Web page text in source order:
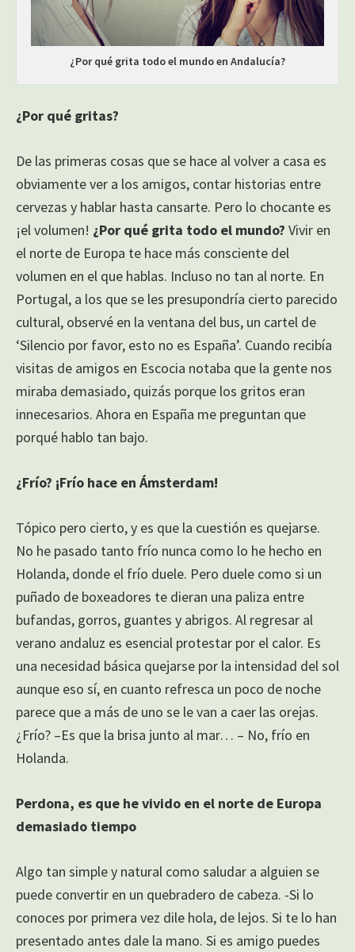
¿Por qué grita todo el mundo en Andalucía?
¿Por qué gritas?
De las primeras cosas que se hace al volver a casa es
obviamente ver a los amigos, contar historias entre
cervezas y hablar hasta cansarte. Pero lo chocante es
¡el volumen! ¿Por qué grita todo el mundo? Vivir en
el norte de Europa te hace más consciente del
volumen en el que hablas. Incluso no tan al norte. En
Portugal, a los que se les presupondría cierto parecido
cultural, observé en la ventana del bus, un cartel de
‘Silencio por favor, esto no es España’. Cuando recibía
visitas de amigos en Escocia notaba que la gente nos
miraba demasiado, quizás porque los gritos eran
innecesarios. Ahora en España me preguntan que
porqué hablo tan bajo.
¿Frío? ¡Frío hace en Ámsterdam!
Tópico pero cierto, y es que la cuestión es quejarse.
No he pasado tanto frío nunca como lo he hecho en
Holanda, donde el frío duele. Pero duele como si un
puñado de boxeadores te dieran una paliza entre
bufandas, gorros, guantes y abrigos. Al regresar al
verano andaluz es esencial protestar por el calor. Es
una necesidad básica quejarse por la intensidad del sol
aunque eso sí, en cuanto refresca un poco de noche
parece que a más de uno se le van a caer las orejas.
¿Frío? –Es que la brisa junto al mar… – No, frío en
Holanda.
Perdona, es que he vivido en el norte de Europa
demasiado tiempo
Algo tan simple y natural como saludar a alguien se
puede convertir en un quebradero de cabeza. -Si lo
conoces por primera vez dile hola, de lejos. Si te lo han
presentado antes dale la mano. Si es amigo puedes